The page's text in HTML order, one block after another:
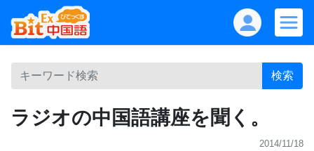
検索
ラジオの中国語講座を聞く。
2014/11/18